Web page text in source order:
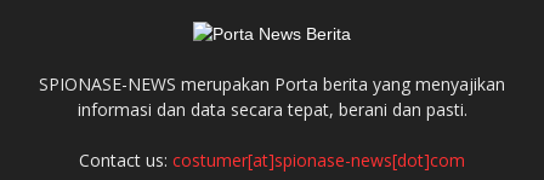
SPIONASE-NEWS merupakan Porta berita yang menyajikan
informasi dan data secara tepat, berani dan pasti.
Contact us: costumer[at]spionase-news[dot]com